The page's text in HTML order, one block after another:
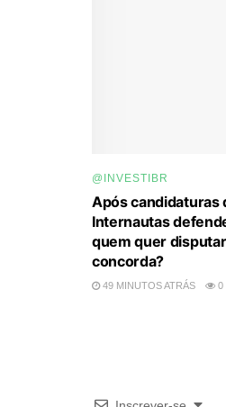
@INVESTIBR
Após candidaturas
Internautas
quem quer
concorda?
49 MINUTOS ATRÁS 0